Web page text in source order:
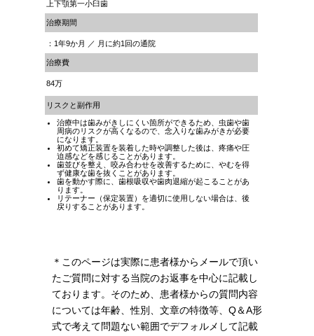
上下顎第一小臼歯
治療期間
：1年9か月 ／ 月に約1回の通院
治療費
84万
リスクと副作用
治療中は歯みがきしにくい箇所ができるため、虫歯や歯
周病のリスクが高くなるので、念入りな歯みがきが必要
になります。
初めて矯正装置を装着した時や調整した後は、疼痛や圧
迫感などを感じることがあります。
歯並びを整え、咬み合わせを改善するために、やむを得
ず健康な歯を抜くことがあります。
歯を動かす際に、歯根吸収や歯肉退縮が起こることがあ
ります。
リテーナー（保定装置）を適切に使用しない場合は、後
戻りすることがあります。
＊このページは実際に患者様からメールで頂い
たご質問に対する当院のお返事を中心に記載し
ております。そのため、患者様からの質問内容
については年齢、性別、文章の特徴等、Q＆A形
式で考えて問題ない範囲でデフォルメして記載